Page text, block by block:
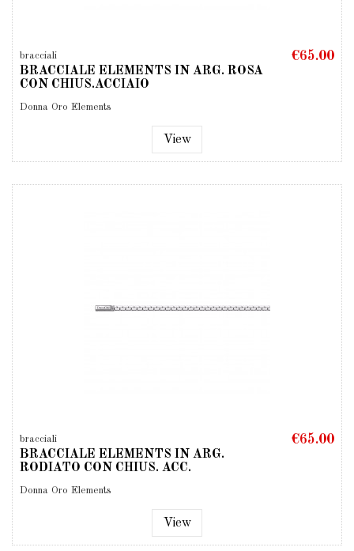
bracciali
BRACCIALE ELEMENTS IN ARG. ROSA
CON CHIUS.ACCIAIO
Donna Oro Elements
€65.00
View
bracciali
BRACCIALE ELEMENTS IN ARG.
RODIATO CON CHIUS. ACC.
Donna Oro Elements
€65.00
View